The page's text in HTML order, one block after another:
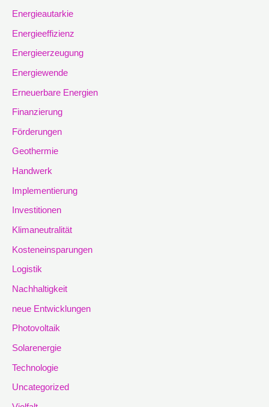
Energieautarkie
Energieeffizienz
Energieerzeugung
Energiewende
Erneuerbare Energien
Finanzierung
Förderungen
Geothermie
Handwerk
Implementierung
Investitionen
Klimaneutralität
Kosteneinsparungen
Logistik
Nachhaltigkeit
neue Entwicklungen
Photovoltaik
Solarenergie
Technologie
Uncategorized